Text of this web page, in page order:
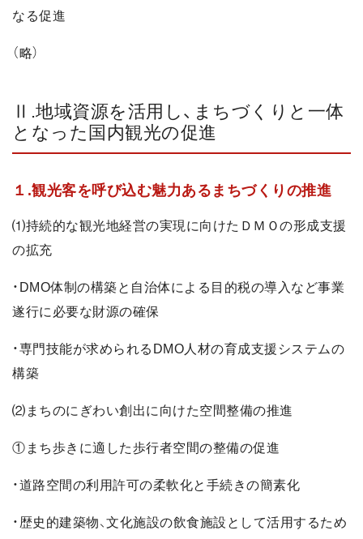
なる促進
（略）
Ⅱ.地域資源を活用し、まちづくりと一体
となった国内観光の促進
１.観光客を呼び込む魅力あるまちづくりの推進
⑴持続的な観光地経営の実現に向けたＤＭＯの形成支援
の拡充
・DMO体制の構築と自治体による目的税の導入など事業
遂行に必要な財源の確保
・専門技能が求められるDMO人材の育成支援システムの
構築
⑵まちのにぎわい創出に向けた空間整備の推進
①まち歩きに適した歩行者空間の整備の促進
・道路空間の利用許可の柔軟化と手続きの簡素化
・歴史的建築物、文化施設の飲食施設として活用するため